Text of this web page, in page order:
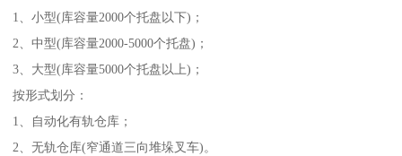
1、小型(库容量2000个托盘以下)；
2、中型(库容量2000-5000个托盘)；
3、大型(库容量5000个托盘以上)；
按形式划分：
1、自动化有轨仓库；
2、无轨仓库(窄通道三向堆垛叉车)。